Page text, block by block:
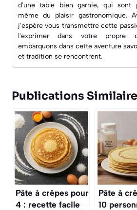
d'une table bien garnie, qui sont
même du plaisir gastronomique.
j'espère vous transmettre cette
l'exprimer dans votre propre
embarquons dans cette aventure
et tradition se rencontrent.
Publications
Pâte à crêpes pour
4 : recette facile
Pâte à
10